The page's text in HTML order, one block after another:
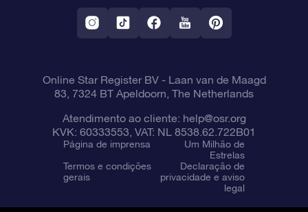
Aplicativo RV Fly me to the stars
Constelações
Online Star Register BV- Laan van de Maagd
83, 7324 BT Apeldoorn, The Netherlands
Atendimento ao cliente: help@osr.org
KVK: 60333553, VAT: NL 8538.62.722B01
Página de imprensa
Um Milhão de
Estrelas
Termos e condições
gerais
Declaração de
privacidade e aviso
legal